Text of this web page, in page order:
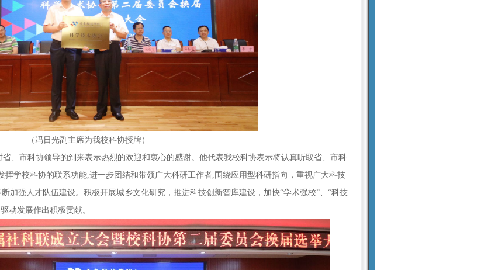
（冯日光副主席为我校科协授牌）
市科协领导的到来表示热烈的欢迎和衷心的感谢。他代表我校科协表示将认真听取省、市科
学校科协的联系功能,进一步团结和带领广大科研工作者,围绕应用型科研指向，重视广大科技
加强人才队伍建设。积极开展城乡文化研究，推进科技创新智库建设，加快“学术强校”、“科技
动发展作出积极贡献。